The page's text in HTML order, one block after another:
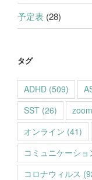
予定表 (28)
タグ
ADHD (509)
SST (26) zoom
オンライン (41)
コミュニケーショ
コロナウィルス